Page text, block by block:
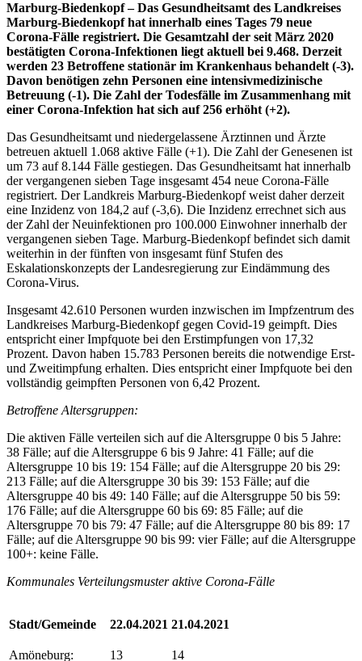
Marburg-Biedenkopf – Das Gesundheitsamt des Landkreises
Marburg-Biedenkopf hat innerhalb eines Tages 79 neue
Corona-Fälle registriert. Die Gesamtzahl der seit März 2020
bestätigten Corona-Infektionen liegt aktuell bei 9.468. Derzeit
werden 23 Betroffene stationär im Krankenhaus behandelt (-3).
Davon benötigen zehn Personen eine intensivmedizinische
Betreuung (-1). Die Zahl der Todesfälle im Zusammenhang mit
einer Corona-Infektion hat sich auf 256 erhöht (+2).
Das Gesundheitsamt und niedergelassene Ärztinnen und Ärzte
betreuen aktuell 1.068 aktive Fälle (+1). Die Zahl der Genesenen ist
um 73 auf 8.144 Fälle gestiegen. Das Gesundheitsamt hat innerhalb
der vergangenen sieben Tage insgesamt 454 neue Corona-Fälle
registriert. Der Landkreis Marburg-Biedenkopf weist daher derzeit
eine Inzidenz von 184,2 auf (-3,6). Die Inzidenz errechnet sich aus
der Zahl der Neuinfektionen pro 100.000 Einwohner innerhalb der
vergangenen sieben Tage. Marburg-Biedenkopf befindet sich damit
weiterhin in der fünften von insgesamt fünf Stufen des
Eskalationskonzepts der Landesregierung zur Eindämmung des
Corona-Virus.
Insgesamt 42.610 Personen wurden inzwischen im Impfzentrum des
Landkreises Marburg-Biedenkopf gegen Covid-19 geimpft. Dies
entspricht einer Impfquote bei den Erstimpfungen von 17,32
Prozent. Davon haben 15.783 Personen bereits die notwendige Erst-
und Zweitimpfung erhalten. Dies entspricht einer Impfquote bei den
vollständig geimpften Personen von 6,42 Prozent.
Betroffene Altersgruppen:
Die aktiven Fälle verteilen sich auf die Altersgruppe 0 bis 5 Jahre:
38 Fälle; auf die Altersgruppe 6 bis 9 Jahre: 41 Fälle; auf die
Altersgruppe 10 bis 19: 154 Fälle; auf die Altersgruppe 20 bis 29:
213 Fälle; auf die Altersgruppe 30 bis 39: 153 Fälle; auf die
Altersgruppe 40 bis 49: 140 Fälle; auf die Altersgruppe 50 bis 59:
176 Fälle; auf die Altersgruppe 60 bis 69: 85 Fälle; auf die
Altersgruppe 70 bis 79: 47 Fälle; auf die Altersgruppe 80 bis 89: 17
Fälle; auf die Altersgruppe 90 bis 99: vier Fälle; auf die Altersgruppe
100+: keine Fälle.
Kommunales Verteilungsmuster aktive Corona-Fälle
Stadt/Gemeinde 22.04.2021 21.04.2021
Amöneburg: 13
14